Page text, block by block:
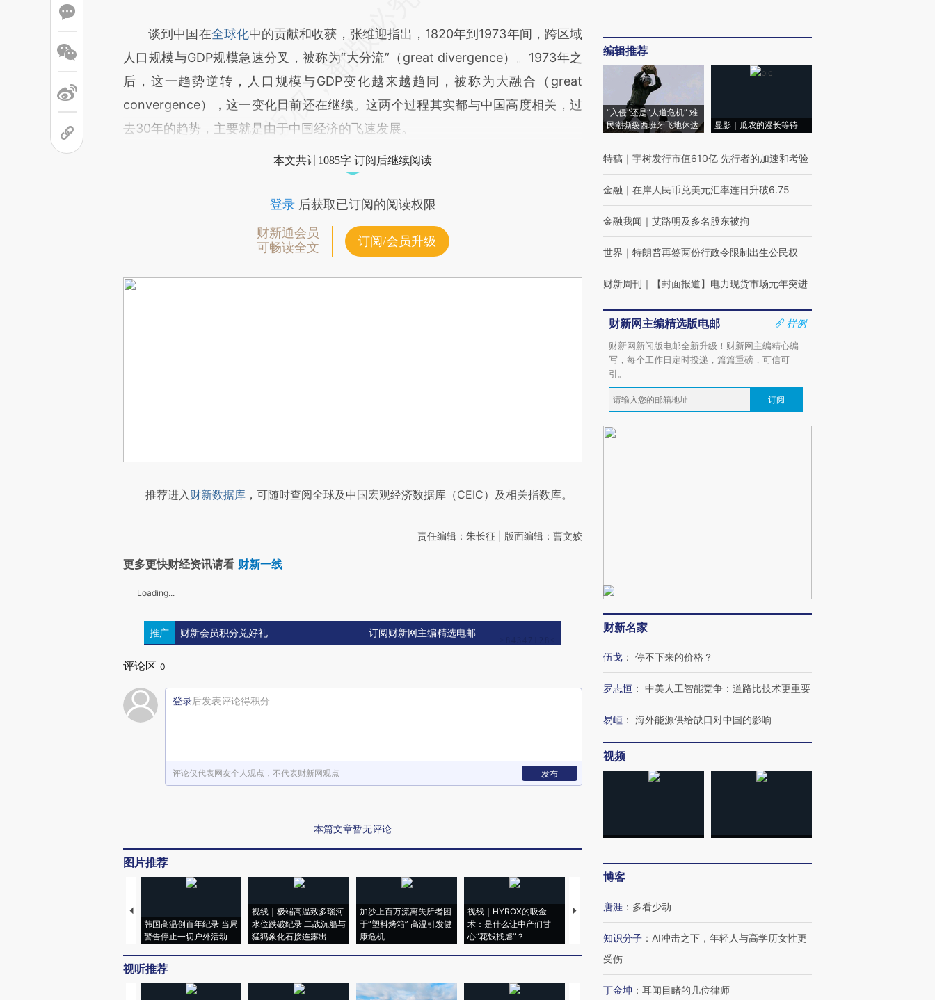
谈到中国在全球化中的贡献和收获，张维迎指出，1820年到1973年间，跨区域
人口规模与GDP规模急速分叉，被称为“大分流”（great divergence）。1973年之
后，这一趋势逆转，人口规模与GDP变化越来越趋同，被称为大融合（great
convergence），这一变化目前还在继续。这两个过程其实都与中国高度相关，过
去30年的趋势，主要就是由于中国经济的飞速发展。
本文共计1085字 订阅后继续阅读
登录后获取已订阅的阅读权限
财新通会员
可畅读全文
订阅/会员升级
推荐进入财新数据库 ，可随时查阅全球及中国宏观经济数据库（CEIC）及相关指数库。
责任编辑：朱长征 | 版面编辑：曹文姣
更多更快财经资讯请看 财新一线
Loading...
推广 财新会员积分兑好礼 订阅财新网主编精选电邮
评论区 0
登录后发表评论得积分
评论仅代表网友个人观点，不代表财新网观点 发布
本篇文章暂无评论
图片推荐
韩国高温创百年纪录 当局
警告停止一切户外活动
视线｜极端高温致多瑙河
水位跌破纪录 二战沉船与
猛犸象化石接连露出
加沙上百万流离失所者困
于“塑料烤箱” 高温引发健
康危机
视线｜HYROX的吸金
术：是什么让中产们甘
心“花钱找虐”？
马航飞行员跨国走私7万
粒摇头丸 尿检体内含3种
度Z世代 用街头抗争将教
育部长拱下台
机”？难民潮撕裂西班牙
飞地休达
视听推荐
编辑推荐
“入侵”还是“人道危机” 难
民潮撕裂西班牙飞地休达
显影｜瓜农的漫长等待
特稿 ｜ 宇树发行市值610亿 先行者的加速和考验
金融 ｜ 在岸人民币兑美元汇率连日升破6.75
金融我闻 ｜ 艾路明及多名股东被拘
世界 ｜ 特朗普再签两份行政令限制出生公民权
财新周刊 ｜ 【封面报道】电力现货市场元年突进
财新网主编精选版电邮
样例
财新网新闻版电邮全新升级！财新网主编精心编
写，每个工作日定时投递，篇篇重磅，可信可
引。
订阅
财新名家
伍戈 ： 停不下来的价格？
罗志恒 ： 中美人工智能竞争：道路比技术更重要
易峘 ： 海外能源供给缺口对中国的影响
视频
博客
唐涯 ： 多看少动
知识分子 ： AI冲击之下，年轻人与高学历女性更
受伤
丁金坤 ： 耳闻目睹的几位律师